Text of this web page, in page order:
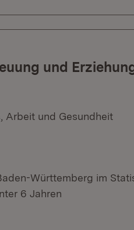
und
Arbeit und Gesundheit
Württemberg im
6 Jahren